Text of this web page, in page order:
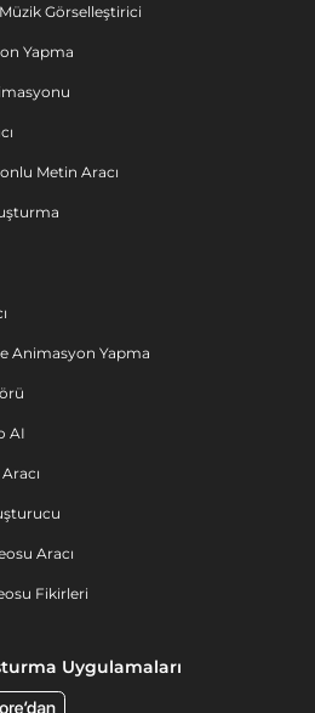
Görselleştirici
Yapma
Metin Aracı
Animasyon Yapma
AI
Aracı
Fikirleri
Uygulamaları